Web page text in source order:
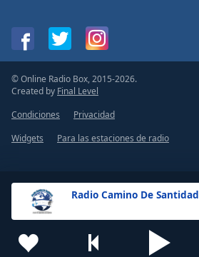
Radio Camino De Santidad
© Online Radio Box, 2015-2026.
Created by Final Level
Condiciones
Privacidad
Widgets
Para las estaciones de radio